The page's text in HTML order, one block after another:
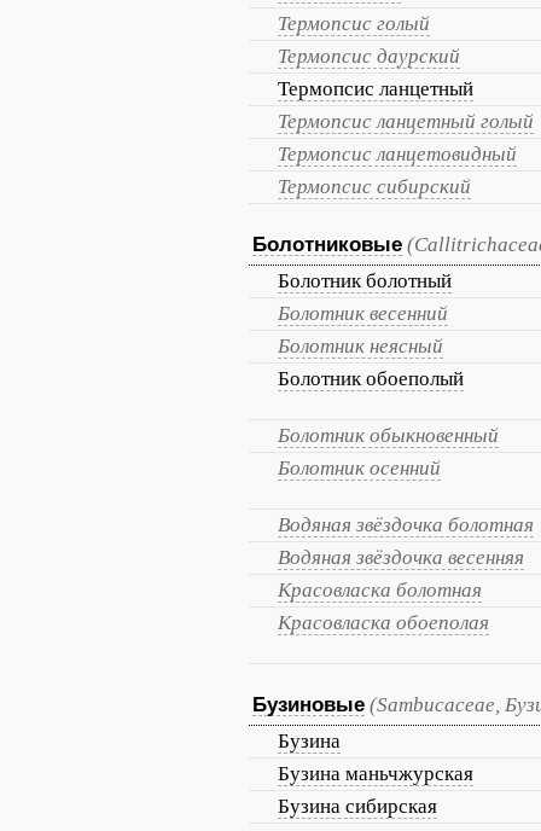
Термопсис голый
Термопсис даурский
Термопсис ланцетный
Термопсис ланцетный голый
Термопсис ланцетовидный
Термопсис сибирский
Болотниковые
Болотник болотный
Болотник весенний
Болотник неясный
Болотник обоеполый
Болотник обыкновенный
Болотник осенний
Водяная звёздочка болотная
Водяная звёздочка весенняя
Красовласка болотная
Красовласка обоеполая
Бузиновые (Sambucaceae,
Бузина
Бузина маньчжурская
Бузина сибирская